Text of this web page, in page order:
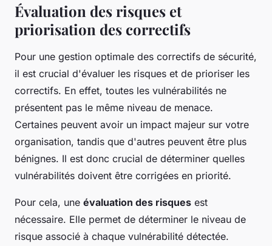
Évaluation des risques et
priorisation des correctifs
Pour une gestion optimale des correctifs de sécurité,
il est crucial d'évaluer les risques et de prioriser les
correctifs. En effet, toutes les vulnérabilités ne
présentent pas le même niveau de menace.
Certaines peuvent avoir un impact majeur sur votre
organisation, tandis que d'autres peuvent être plus
bénignes. Il est donc crucial de déterminer quelles
vulnérabilités doivent être corrigées en priorité.
Pour cela, une évaluation des risques est
nécessaire. Elle permet de déterminer le niveau de
risque associé à chaque vulnérabilité détectée.